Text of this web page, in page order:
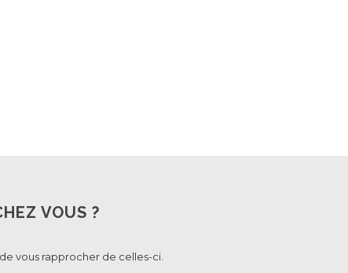
VOUS ?
vous rapprocher de celles-ci.